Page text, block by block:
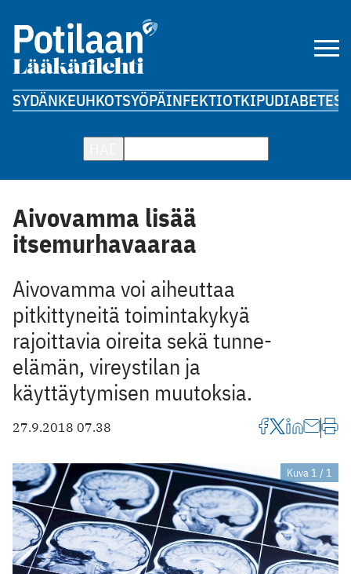
SYDÄNKEUHKOTSYÖPÄINFEKTIOTKIPUDIABETES
Aivovamma lisää
itsemurhavaaraa
Aivovamma voi aiheuttaa
pitkittyneitä toimintakykyä
rajoittavia oireita sekä tunne-
elämän, vireystilan ja
käyttäytymisen muutoksia.
27.9.2018 07.38
Kuva 1 / 1